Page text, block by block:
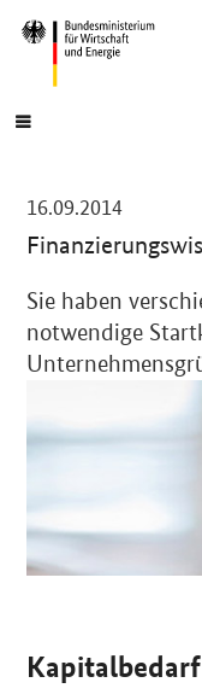
Navigation
Hauptmenü
16.09.2014
Sie haben
notwendige